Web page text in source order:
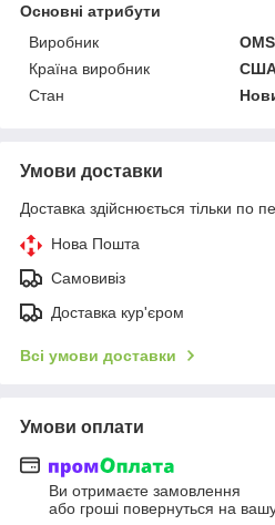
Основні атрибути
Виробник
OMS
Країна виробник
Стан
Умови доставки
Доставка здійснюється тільки по
Нова Пошта
Самовивіз
Доставка кур'єром
Всі умови доставки
Умови оплати
Ви отримаєте замовлення
або гроші повернуться на